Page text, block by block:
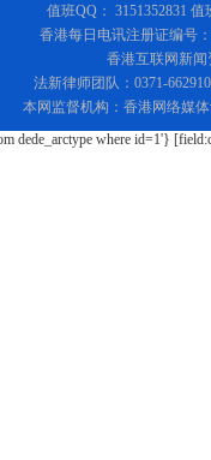
值班QQ： 3151352831
香港每日电讯注册证编号
香港互联网新闻
法新律师团队：0371-
本网监督机构：香港网络媒
dede_arctype where id=1'}